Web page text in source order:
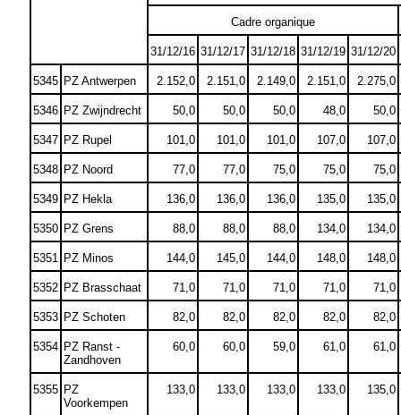
Cadre organique
31/12/16 31/12/17 31/12/18 31/12/19 31/12/20
5345 PZ Antwerpen 2.152,0 2.151,0 2.149,0 2.151,0 2.275,0
5346 PZ Zwijndrecht 50,0 50,0 50,0 48,0 50,0
5347 PZ Rupel 101,0 101,0 101,0 107,0 107,0
5348 PZ Noord 77,0 77,0 75,0 75,0 75,0
5349 PZ Hekla 136,0 136,0 136,0 135,0 135,0
5350 PZ Grens 88,0 88,0 88,0 134,0 134,0
5351 PZ Minos 144,0 145,0 144,0 148,0 148,0
5352 PZ Brasschaat 71,0 71,0 71,0 71,0 71,0
5353 PZ Schoten 82,0 82,0 82,0 82,0 82,0
5354 PZ Ranst -
Zandhoven
60,0 60,0 59,0 61,0 61,0
5355 PZ
Voorkempen
133,0 133,0 133,0 133,0 135,0